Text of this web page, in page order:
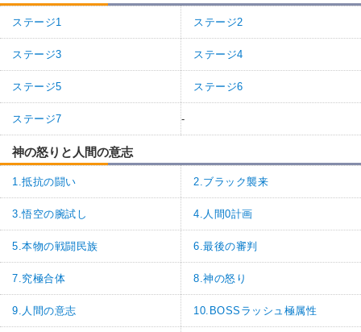
ステージ1 ステージ2
ステージ3 ステージ4
ステージ5 ステージ6
ステージ7 -
神の怒りと人間の意志
1.抵抗の闘い 2.ブラック襲来
3.悟空の腕試し 4.人間0計画
5.本物の戦闘民族 6.最後の審判
7.究極合体 8.神の怒り
9.人間の意志 10.BOSSラッシュ極属性